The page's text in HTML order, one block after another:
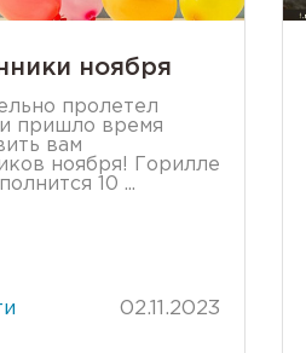
ноября
пролетел
пришло время
вам
ноября! Горилле
10 ...
02.11.2023